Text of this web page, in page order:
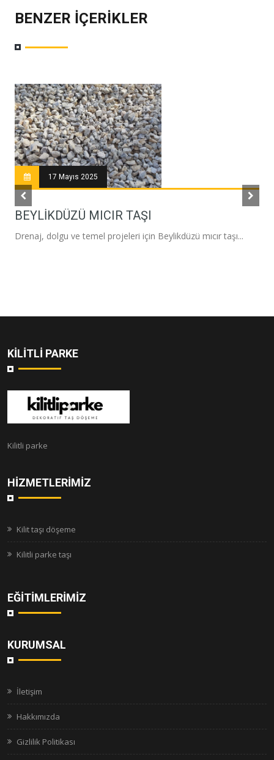
BENZER İÇERIKLER
BEYLIKDÜZÜ MICIR TAŞI
17 Mayıs 2025
Drenaj, dolgu ve temel projeleri için Beylikdüzü mıcır taşı...
KILITLI PARKE
Kilitli parke
HIZMETLERIMIZ
Kilit taşı döşeme
Kilitli parke taşı
EĞITIMLERIMIZ
KURUMSAL
İletişim
Hakkımızda
Gizlilik Politikası